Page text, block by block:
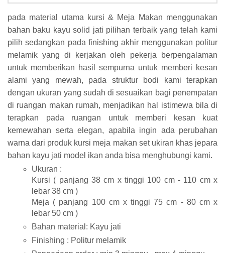
pada material utama kursi & Meja Makan menggunakan
bahan baku kayu solid jati pilihan terbaik yang telah kami
pilih sedangkan pada finishing akhir menggunakan politur
melamik yang di kerjakan oleh pekerja berpengalaman
untuk memberikan hasil sempurna untuk memberi kesan
alami yang mewah, pada struktur bodi kami terapkan
dengan ukuran yang sudah di sesuaikan bagi penempatan
di ruangan makan rumah, menjadikan hal istimewa bila di
terapkan pada ruangan untuk memberi kesan kuat
kemewahan serta elegan, apabila ingin ada perubahan
warna dari produk kursi meja makan set ukiran khas jepara
bahan kayu jati model ikan anda bisa menghubungi kami.
Ukuran :
Kursi ( panjang 38 cm x tinggi 100 cm - 110 cm x
lebar 38 cm )
Meja ( panjang 100 cm x tinggi 75 cm - 80 cm x
lebar 50 cm )
Bahan material: Kayu jati
Finishing : Politur melamik